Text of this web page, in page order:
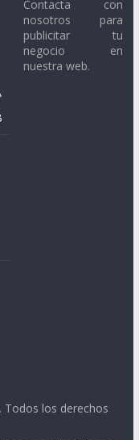
Contacta con
nosotros para
publicitar tu
negocio en
nuestra web.
. Todos los derechos